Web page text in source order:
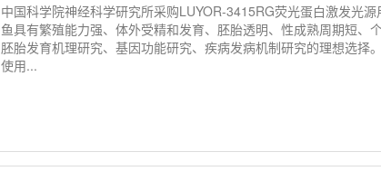
中国科学院神经科学研究所采购LUYOR-3415RG荧光蛋白激发光
鱼具有繁殖能力强、体外受精和发育、胚胎透明、性成熟周期短、
胚胎发育机理研究、基因功能研究、疾病发病机制研究的理想选择
使用...